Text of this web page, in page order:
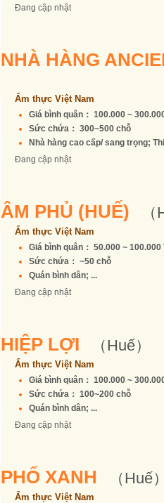
Đang cập nhật
NHÀ HÀNG
Ẩm thực Việt Nam
Giá bình quân： 100.000 ~
Sức chứa： 300~500 chỗ
Nhà hàng cao cấp/ sang trọng;
Đang cập nhật
ÂM PHỦ (HUẾ)
Ẩm thực Việt Nam
Giá bình quân： 50.000 ~ 100.000
Sức chứa： ~50 chỗ
Quán bình dân; ...
Đang cập nhật
HIỆP LỢI （Huế）
Ẩm thực Việt Nam
Giá bình quân： 100.000 ~
Sức chứa： 100~200 chỗ
Quán bình dân; ...
Đang cập nhật
PHỐ XANH （Huế
Ẩm thực Việt Nam